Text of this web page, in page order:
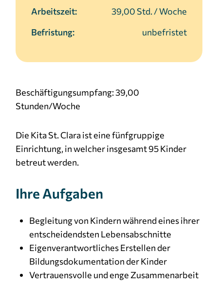
Arbeitszeit:
39,00 Std. / Woche
Befristung:
unbefristet
Beschäftigungsumpfang: 39,00
Stunden/Woche
Die Kita St. Clara ist eine fünfgruppige
Einrichtung, in welcher insgesamt 95 Kinder
betreut werden.
Ihre Aufgaben
Begleitung von Kindern während eines ihrer
entscheidendsten Lebensabschnitte
Eigenverantwortliches Erstellen der
Bildungsdokumentation der Kinder
Vertrauensvolle und enge Zusammenarbeit